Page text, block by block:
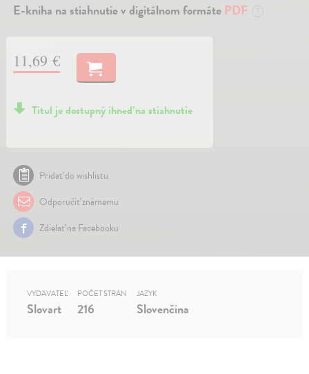
E-kniha na stiahnutie v digitálnom formáte PDF
11,69 €
Titul je dostupný ihneď na stiahnutie
Pridať do wishlistu
Odporučiť známemu
Zdielať na Facebooku
VYDAVATEĽ
Slovart
POČET STRÁN
216
JAZYK
Slovenčina